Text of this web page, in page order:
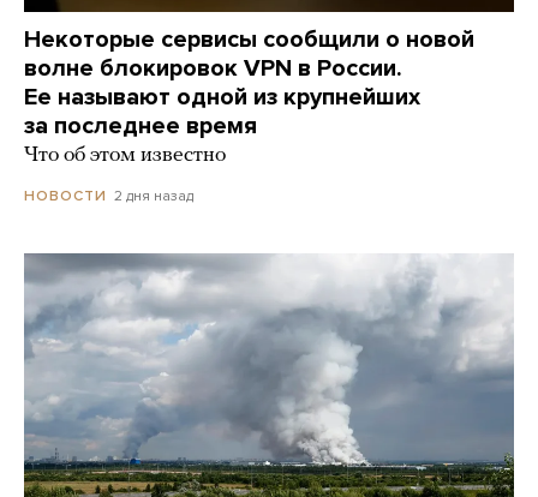
Некоторые сервисы сообщили о новой
волне блокировок VPN в России.
Ее называют одной из крупнейших
за последнее время
Что об этом известно
НОВОСТИ 2 дня назад